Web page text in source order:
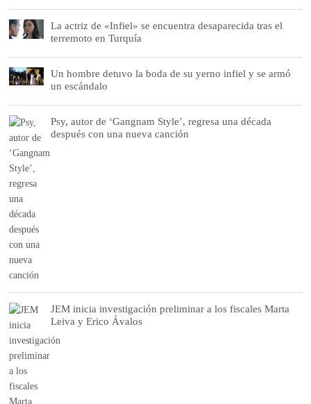
La actriz de «Infiel» se encuentra desaparecida tras el
terremoto en Turquía
Un hombre detuvo la boda de su yerno infiel y se armó
un escándalo
Psy, autor de ‘Gangnam Style’, regresa una década
después con una nueva canción
JEM inicia investigación preliminar a los fiscales Marta
Leiva y Erico Ávalos